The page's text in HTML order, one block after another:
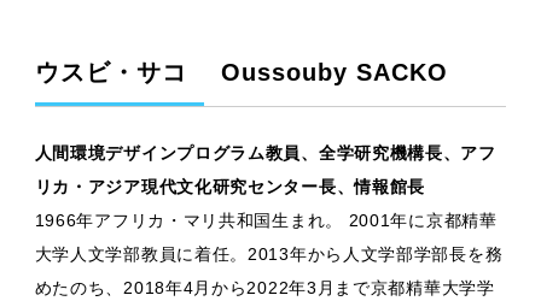
ウスビ・サコ Oussouby SACKO
人間環境デザインプログラム教員、全学研究機構長、アフ
リカ・アジア現代文化研究センター長、情報館長
1966年アフリカ・マリ共和国生まれ。 2001年に京都精華
大学人文学部教員に着任。2013年から人文学部学部長を務
めたのち、2018年4月から2022年3月まで京都精華大学学